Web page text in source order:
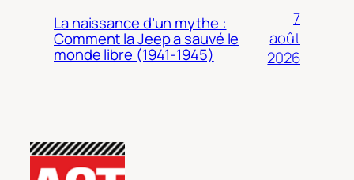
La naissance d’un mythe :
Comment la Jeep a sauvé le
monde libre (1941-1945)
7
août
2026